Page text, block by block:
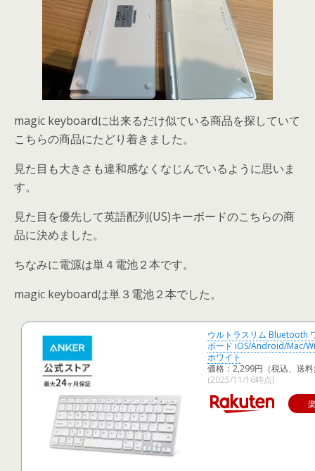
magic keyboardに出来るだけ似ている商品を探していて
こちらの商品にたどり着きました。
見た目も大きさも違和感なくなじんでいるように思いま
す。
見た目を優先して英語配列(US)キーボードのこちらの商
品に決めました。
ちなみに電源は単４電池２本です。
magic keyboardは単３電池２本でした。
ウルトラスリム Bluetooth
ボード iOS/Android/Mac/
ホワイト
価格：2,299円（税込、送
(2025/11/16時点)